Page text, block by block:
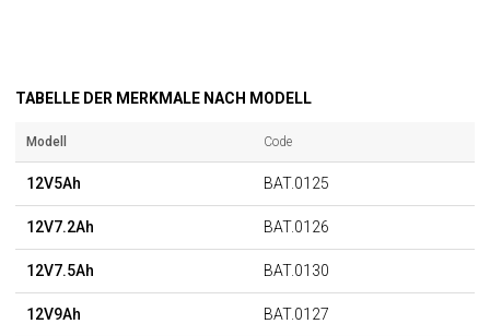
TABELLE DER MERKMALE NACH MODELL
Modell Code
12V5Ah BAT.0125
12V7.2Ah BAT.0126
12V7.5Ah BAT.0130
12V9Ah BAT.0127